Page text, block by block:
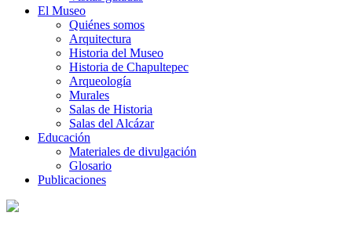
El Museo
Quiénes somos
Arquitectura
Historia del Museo
Historia de Chapultepec
Arqueología
Murales
Salas de Historia
Salas del Alcázar
Educación
Materiales de divulgación
Glosario
Publicaciones